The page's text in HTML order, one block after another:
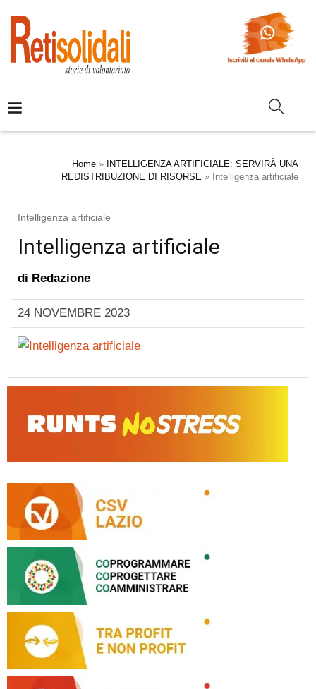
Home »
INTELLIGENZA ARTIFICIALE: SERVIRÀ UNA
REDISTRIBUZIONE DI RISORSE » Intelligenza artificiale
Intelligenza artificiale
Intelligenza artificiale
di Redazione
24 NOVEMBRE 2023